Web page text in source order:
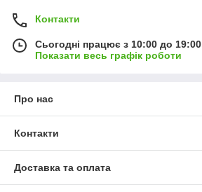
Контакти
Сьогодні працює з 10:00 до 19:00
Показати весь графік роботи
Про нас
Контакти
Доставка та оплата